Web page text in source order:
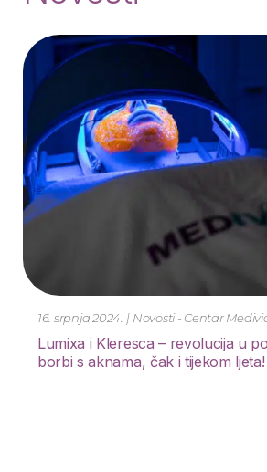
21. lipnja 2024.| Novosti - Centar Medivia
SMART PEDIKURA